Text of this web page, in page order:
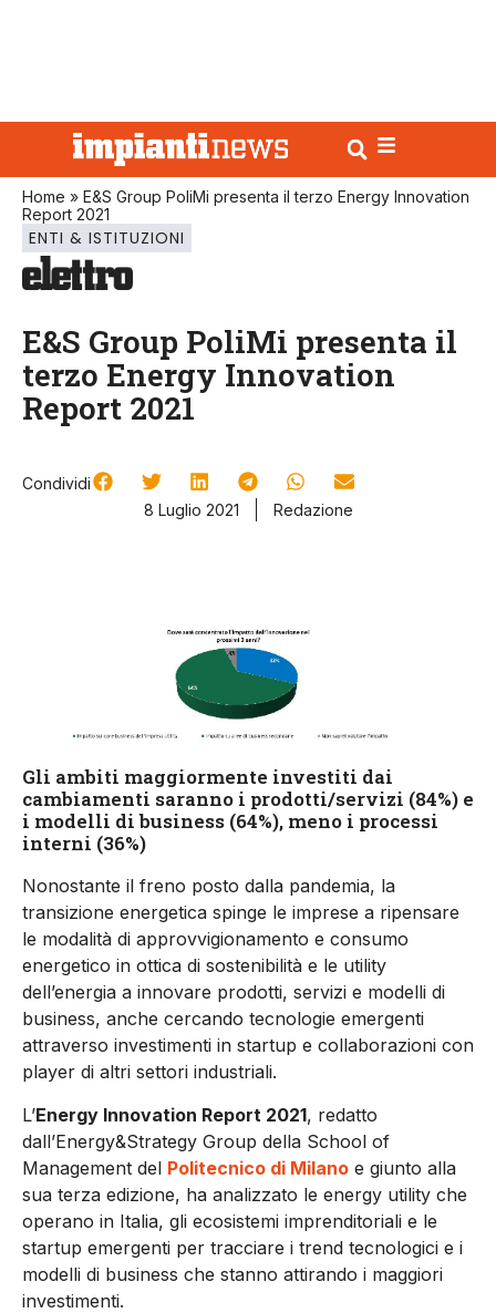
Home » E&S Group PoliMi presenta il terzo Energy Innovation
Report 2021
ENTI & ISTITUZIONI
E&S Group PoliMi presenta il
terzo Energy Innovation
Report 2021
Condividi
8 Luglio 2021
Redazione
Gli ambiti maggiormente investiti dai
cambiamenti saranno i prodotti/servizi (84%) e
i modelli di business (64%), meno i processi
interni (36%)
Nonostante il freno posto dalla pandemia, la
transizione energetica spinge le imprese a ripensare
le modalità di approvvigionamento e consumo
energetico in ottica di sostenibilità e le utility
dell’energia a innovare prodotti, servizi e modelli di
business, anche cercando tecnologie emergenti
attraverso investimenti in startup e collaborazioni con
player di altri settori industriali.
L’Energy Innovation Report 2021, redatto
dall’Energy&Strategy Group della School of
Management del Politecnico di Milano e giunto alla
sua terza edizione, ha analizzato le energy utility che
operano in Italia, gli ecosistemi imprenditoriali e le
startup emergenti per tracciare i trend tecnologici e i
modelli di business che stanno attirando i maggiori
investimenti.